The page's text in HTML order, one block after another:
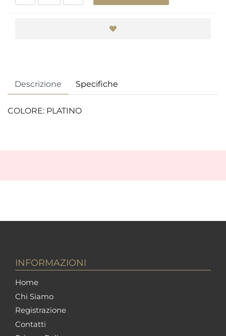
Descrizione Specifiche
COLORE: PLATINO
INFORMAZIONI
Home
Chi Siamo
Registrazione
Contatti